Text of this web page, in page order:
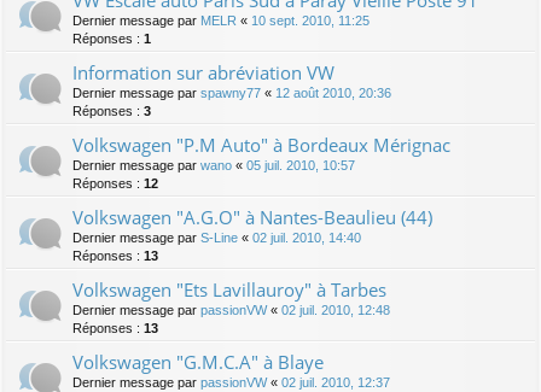
Dernier message par MELR « 10 sept. 2010, 11:25
Réponses : 1
Information sur abréviation VW
Dernier message par spawny77 « 12 août 2010, 20:36
Réponses : 3
Volkswagen "P.M Auto" à Bordeaux Mérignac
Dernier message par wano « 05 juil. 2010, 10:57
Réponses : 12
Volkswagen "A.G.O" à Nantes-Beaulieu (44)
Dernier message par S-Line « 02 juil. 2010, 14:40
Réponses : 13
Volkswagen "Ets Lavillauroy" à Tarbes
Dernier message par passionVW« 02 juil. 2010, 12:48
Réponses : 13
Volkswagen "G.M.C.A" à Blaye
Dernier message par passionVW« 02 juil. 2010, 12:37